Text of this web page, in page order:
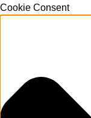
Cookie Consent